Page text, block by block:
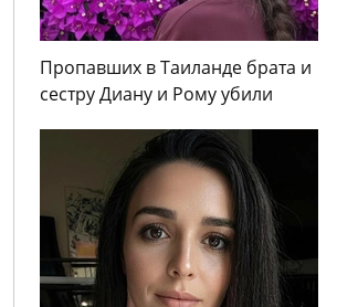
Пропавших в Таиланде брата и
сестру Диану и Рому убили